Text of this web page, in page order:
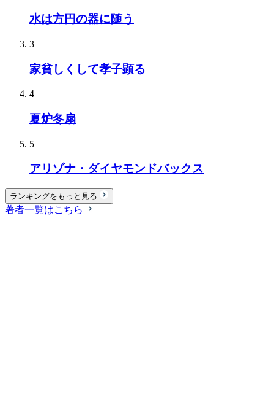
水は方円の器に随う
3
家貧しくして孝子顕る
4
夏炉冬扇
5
アリゾナ・ダイヤモンドバックス
ランキングをもっと見る
著者一覧はこちら